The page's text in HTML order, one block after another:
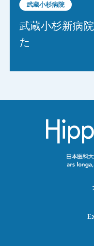
武蔵小杉病院
武蔵小杉新病
た